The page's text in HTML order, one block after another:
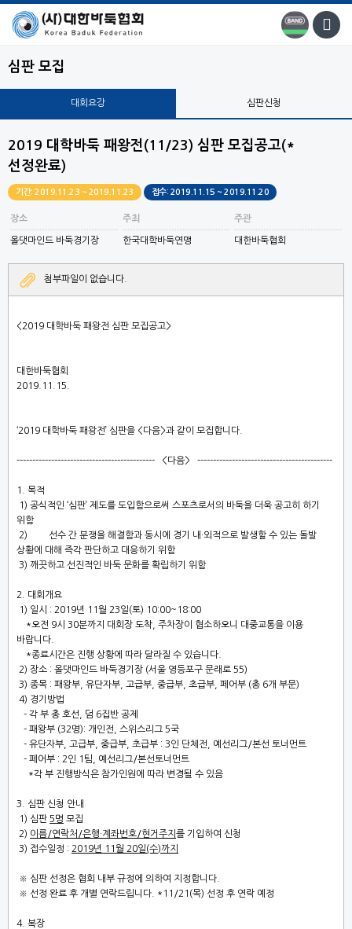
심판 모집
대회요강 심판신청
2019 대학바둑 패왕전(11/23) 심판 모집공고(*
선정완료)
기간: 2019.11.23 ~ 2019.11.23 접수: 2019.11.15 ~ 2019.11.20
장소
올댓마인드 바둑경기장
주최
한국대학바둑연맹
주관
대한바둑협회
첨부파일이 없습니다.
<2019 대학바둑 패왕전 심판 모집공고>
대한바둑협회
2019.11.15.
‘2019 대학바둑 패왕전’ 심판을 <다음>과 같이 모집합니다
-------------------------------------------- <다음> -------------------------------------------
1. 목적
1) 공식적인 ‘심판’ 제도를 도입함으로써 스포츠로서의 바둑을 더욱 공고히 하기
위함
2) 선수 간 분쟁을 해결함과 동시에 경기 내 ·외적으로 발생할 수 있는 돌발
상황에 대해 즉각 판단하고 대응하기 위함
3) 깨끗하고 선진적인 바둑 문화를 확립하기 위함
2. 대회개요
1) 일시 : 2019년 11 월 23일(토) 10:00~18:00
*오전 9시 30분까지 대회장 도착, 주차장이 협소하오니 대중교통을 이용
바랍니다.
*종료시간은 진행 상황에 따라 달라질 수 있습니다.
2) 장소 : 올댓마인드 바둑경기장 (서울 영등포구 문래로 55)
3) 종목 : 패왕부, 유단자부 , 고급부, 중급부, 초급부, 페어부 (총 6개 부문)
4) 경기방법
- 각 부 총 호선 덤 6집반 공제
- 패왕부 (32명): 개인전, 스위스리그 5국
- 유단자부, 고급부, 중급부, 초급부 : 3인 단체전, 예선리그/본선 토너먼트
- 페어부 : 2인 1팀, 예선리그/본선토너먼트
*각 부 진행방식은 참가인원에 따라 변경될 수 있음
3. 심판 신청 안내
1) 심판 5명 모집
2) 이름/연락처 /은행·계좌번호/현거주지 를 기입하여 신청
3) 접수일정 : 2019년 11 월 20일(수)까지
※ 심판 선정은 협회 내부 규정에 의하여 지정합니다
※ 선정 완료 후 개별 연락드립니다 . *11/21(목) 선정 후 연락 예정
4. 복장